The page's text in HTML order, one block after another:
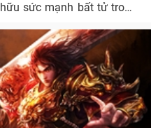
sức mạnh bất tử trong